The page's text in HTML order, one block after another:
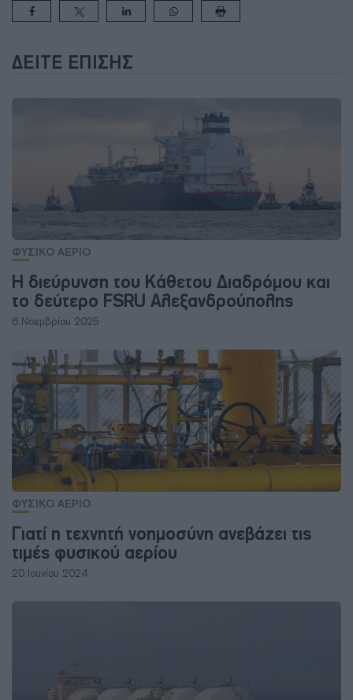
ΔΕΊΤΕ ΕΠΊΣΗΣ
ΦΥΣΙΚΟ ΑΕΡΙΟ
Η διεύρυνση του Κάθετου Διαδρόμου και
το δεύτερο FSRU Αλεξανδρούπολης
6 Νοεμβρίου 2025
ΦΥΣΙΚΟ ΑΕΡΙΟ
Γιατί η τεχνητή νοημοσύνη ανεβάζει τις
τιμές φυσικού αερίου
20 Ιουνίου 2024